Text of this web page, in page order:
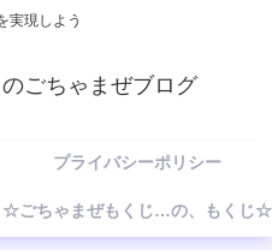
実現しよう
ごちゃまぜブログ
プライバシーポリシー
☆ごちゃまぜもくじ…の、もくじ☆